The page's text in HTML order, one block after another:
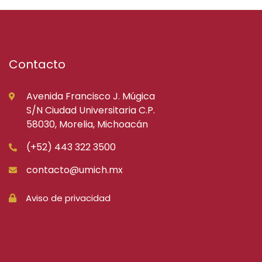
Contacto
Avenida Francisco J. Múgica
S/N Ciudad Universitaria C.P.
58030, Morelia, Michoacán
(+52) 443 322 3500
contacto@umich.mx
Aviso de privacidad